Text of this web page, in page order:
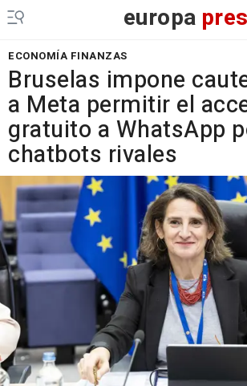
europa
ECONOMÍA FINANZAS
Bruselas impone
a Meta permitir el
gratuito a WhatsApp
chatbots rivales